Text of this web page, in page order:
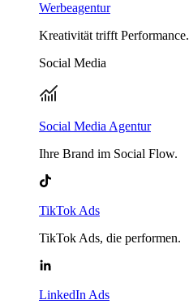
Werbeagentur
Kreativität trifft Performance.
Social Media
Social Media Agentur
Ihre Brand im Social Flow.
TikTok Ads
TikTok Ads, die performen.
LinkedIn Ads